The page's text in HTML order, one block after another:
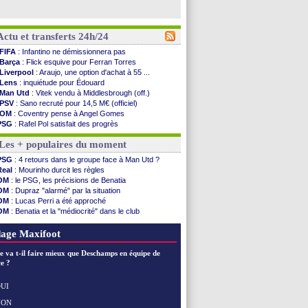
et transferts 24h/24
FIFA : Infantino ne démissionnera pas
Barça : Flick esquive pour Ferran Torres
Liverpool : Araujo, une option d'achat à 55 ...
Lens : inquiétude pour Édouard
Man Utd : Vitek vendu à Middlesbrough (off.)
PSV : Sano recruté pour 14,5 M€ (officiel)
OM : Coventry pense à Angel Gomes
: Rafel Pol satisfait des progrès
: le Barça vainqueur puis battu
: Calhanoglu prêt à prolonger
: Abdelmonem veut rester
: le classement complet
: les résultats de la soirée
: Le Havre renversé par Oviedo
: Nice battu aux tirs au but
: Ivanovic proche de Lens
: Dupraz "alarmé" par la situation
: Mbamba prêté par Leverkusen (officiel)
: Lukaku dit oui à Fenerbahçe
+ populaires du moment
: 4 retours dans le groupe face à Man Utd ?
: Mourinho durcit les règles
: le PSG, les précisions de Benatia
: Dupraz "alarmé" par la situation
: Lucas Perri a été approché
: Benatia et la "médiocrité" dans le club
: B. Genesio - "ce n'est pas idéal"
Maxifoot
va t-il faire mieux que Deschamps en équipe de
?